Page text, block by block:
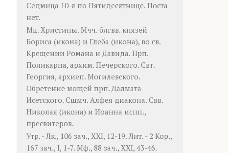
Седмица 10-я по Пятидесятнице. Поста
нет.
Мц. Христины. Мчч. блгвв. князей
Бориса (икона) и Глеба (икона), во св.
Крещении Романа и Давида. Прп.
Поликарпа, архим. Печерского. Свт.
Георгия, архиеп. Могилевского.
Обретение мощей прп.Далмата
Исетского. Сщмч. Алфея диакона. Свв.
Николая (икона) и Иоанна испп.,
пресвитеров.
Утр. -Лк., 106 зач., XXI, 12-19.Лит. - 2 Кор.,
167 зач., I, 1-7. Мф., 88 зач., XXI, 43-46.